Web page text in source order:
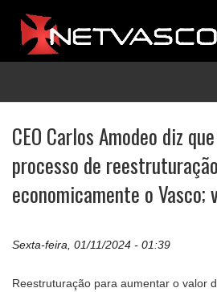
CEO Carlos Amodeo diz
processo de
economicamente o Vasco;
Sexta-feira, 01/11/2024 - 01:39
Reestruturação para aumentar o valor